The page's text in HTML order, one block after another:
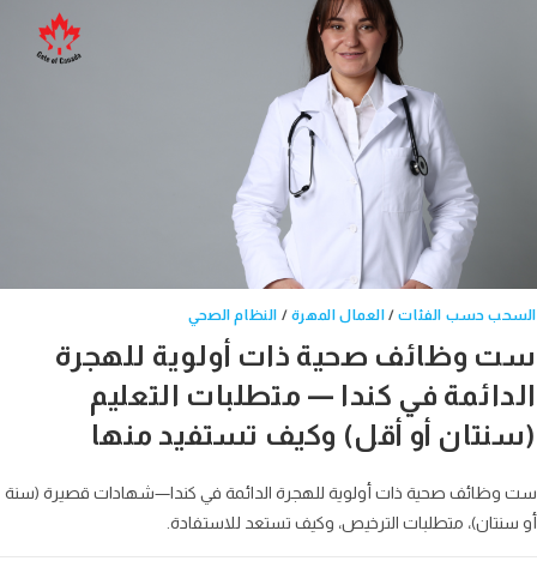
حسب الفئات/العمال المهرة/النظام الصحي
وظائف صحية ذات أولوية للهجرة
في كندا — متطلبات التعليم
أو أقل) وكيف تستفيد منها
صحية ذات أولوية للهجرة الدائمة في كندا—شهادات قصيرة (سنة
متطلبات الترخيص، وكيف تستعد للاستفادة.